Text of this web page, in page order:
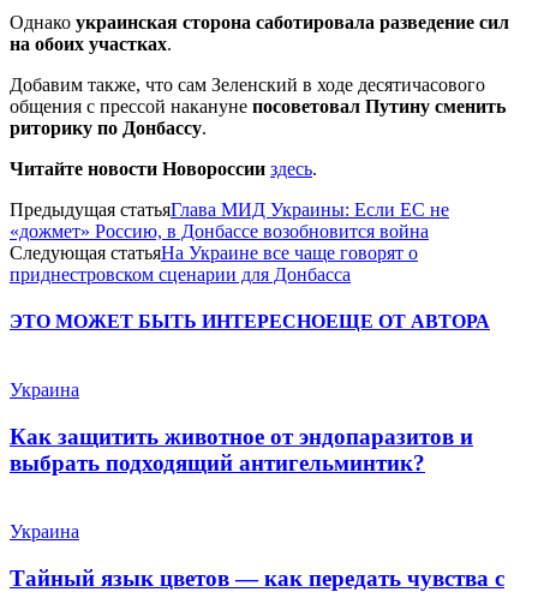
Однако украинская сторона саботировала разведение сил
на обоих участках.
Добавим также, что сам Зеленский в ходе десятичасового
общения с прессой накануне посоветовал Путину сменить
риторику по Донбассу.
Читайте новости Новороссии здесь.
Предыдущая статьяГлава МИД Украины: Если ЕС не
«дожмет» Россию, в Донбассе возобновится война
Следующая статьяНа Украине все чаще говорят о
приднестровском сценарии для Донбасса
ЭТО МОЖЕТ БЫТЬ ИНТЕРЕСНОЕЩЕ ОТ АВТОРА
Украина
Как защитить животное от эндопаразитов и
выбрать подходящий антигельминтик?
Украина
Тайный язык цветов — как передать чувства с